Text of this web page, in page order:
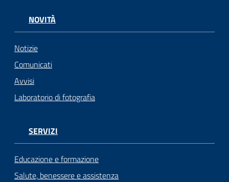
NOVITÀ
Notizie
Comunicati
Avvisi
Laboratorio di fotografia
SERVIZI
Educazione e formazione
Salute, benessere e assistenza